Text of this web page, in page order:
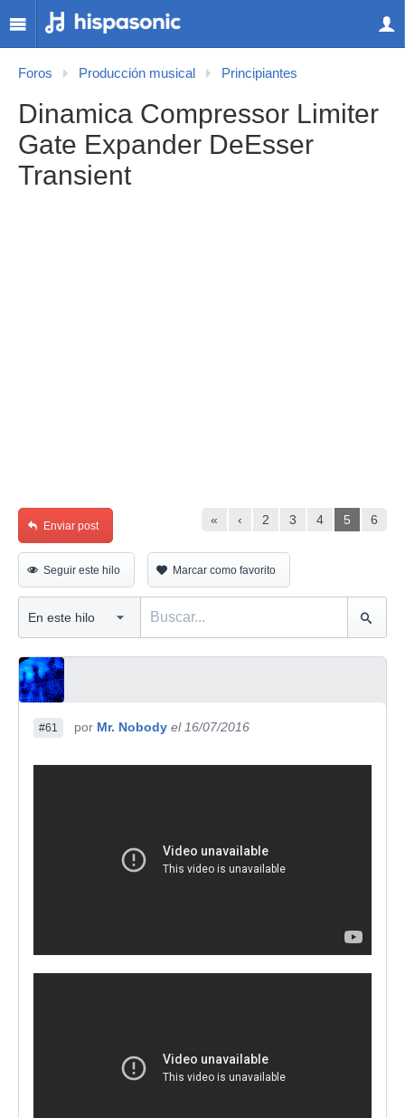
Foros Producción musical Principiantes
Dinamica Compressor Limiter
Gate Expander DeEsser
Transient
« ‹ 2 3 4 5 6
Enviar post
Seguir este hilo Marcar como favorito
#61 por Mr. Nobody el 16/07/2016